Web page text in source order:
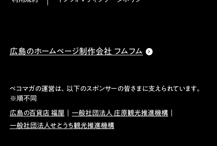
広島のホームページ制作会社 フムフム
ペコマガの運営は、以下のスポンサーの皆さまに支えられています。
※順不同
広島の百貨店 福屋
一般社団法人 庄原観光推進機構
一般社団法人せとうち観光推進機構